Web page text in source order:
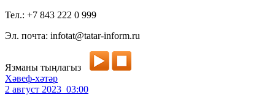
Тел.: +7 843 222 0 999
Эл. почта: infotat@tatar-inform.ru
Язманы тыңлагыз
Хәвеф-хәтәр
2 август 2023 03:00